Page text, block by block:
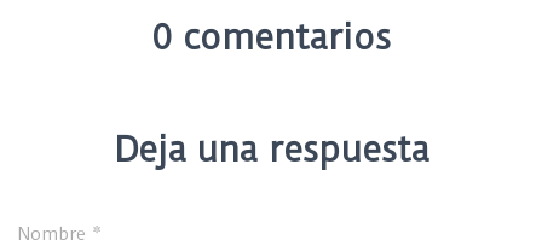
0 comentarios
Deja una respuesta
Nombre *